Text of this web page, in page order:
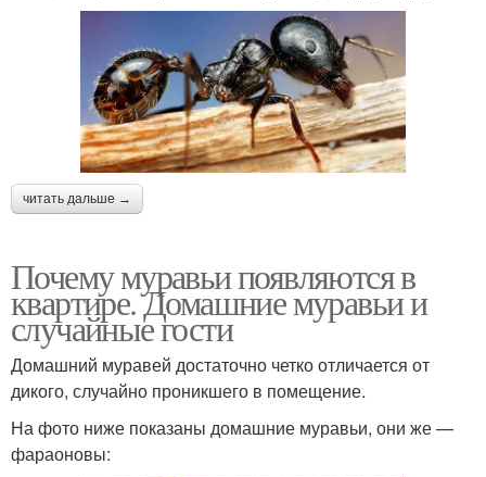
читать дальше →
Почему муравьи появляются в
квартире. Домашние муравьи и
случайные гости
Домашний муравей достаточно четко отличается от
дикого, случайно проникшего в помещение.
На фото ниже показаны домашние муравьи, они же —
фараоновы: